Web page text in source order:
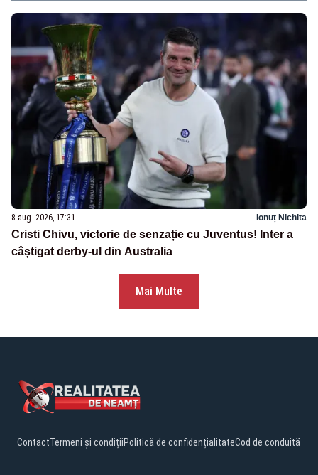
8 aug. 2026, 17:31 Ionuț Nichita
Cristi Chivu, victorie de senzație cu Juventus! Inter a
câștigat derby-ul din Australia
Mai Multe
ContactTermeni și condițiiPolitică de confidențialitateCod de conduită